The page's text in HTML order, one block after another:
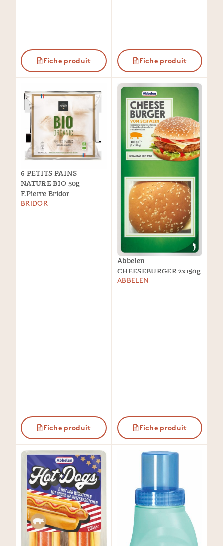
Fiche produit Fiche produit
6 PETITS PAINS
NATURE BIO 50g
F.Pierre Bridor
BRIDOR
Fiche produit
Abbelen
CHEESEBURGER 2x150g
ABBELEN
Fiche produit